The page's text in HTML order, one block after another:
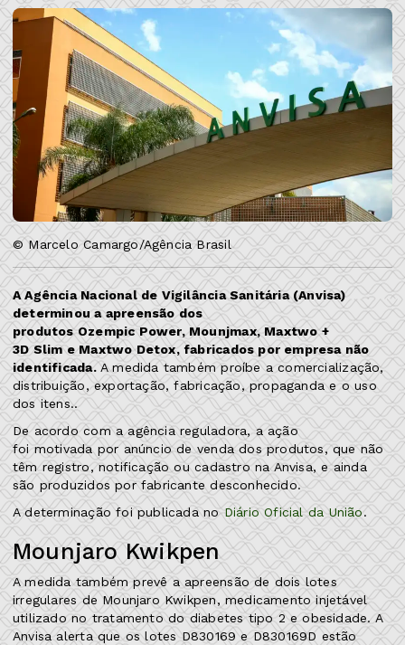
© Marcelo Camargo/Agência Brasil
A Agência Nacional de Vigilância Sanitária (Anvisa)
determinou a apreensão dos
produtos Ozempic Power, Mounjmax, Maxtwo +
3D Slim e Maxtwo Detox, fabricados por empresa não
identificada.A medida também proíbe a comercialização,
distribuição, exportação, fabricação, propaganda e o uso
dos itens..
De acordo com a agência reguladora, a ação
foi motivada por anúncio de venda dos produtos, que não
têm registro, notificação ou cadastro na Anvisa, e ainda
são produzidos por fabricante desconhecido.
A determinação foi publicada no Diário Oficial da União.
Mounjaro Kwikpen
A medida também prevê a apreensão de dois lotes
irregulares de Mounjaro Kwikpen, medicamento injetável
utilizado no tratamento do diabetes tipo 2 e obesidade. A
Anvisa alerta que os lotes D830169 e D830169D estão